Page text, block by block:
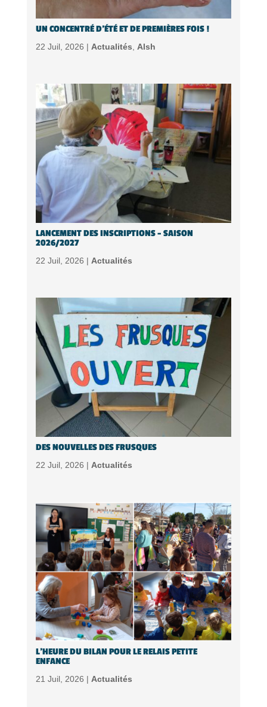
UN CONCENTRÉ D’ÉTÉ ET DE PREMIÈRES FOIS !
22 Juil, 2026 | Actualités Alsh
LANCEMENT DES INSCRIPTIONS – SAISON
2026/2027
22 Juil, 2026 | Actualités
DES NOUVELLES DES FRUSQUES
22 Juil, 2026 | Actualités
L’HEURE DU BILAN POUR LE RELAIS PETITE
ENFANCE
21 Juil, 2026 | Actualités